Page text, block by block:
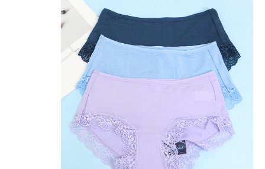
宅配/離島不配送
每筆NT$80，滿NT$890(含以上)免運費
查看運費